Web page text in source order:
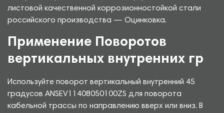
листовой качественной коррозионностойкой стали
российского производства — Оцинковка.
Применение Поворотов
вертикальных внутренних гр
Используйте поворот вертикальный внутренний 45
градусов ANSEV11408050100ZS для поворота
кабельной трассы по направлению вверх или вниз. В